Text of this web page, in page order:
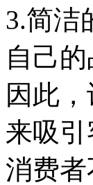
3.简洁
自己
因此
来吸
消费